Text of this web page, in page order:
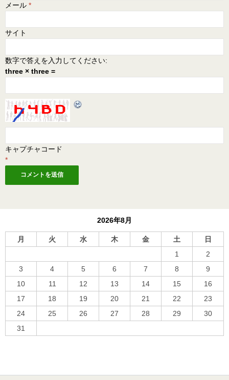
メール *
サイト
数字で答えを入力してください:
three × three =
キャプチャコード
*
2026年8月
月 火 水 木 金 土
日
1
2
3
4 5 6 7 8
9
10
11 12 13 14 15
16
17
18 19 20 21 22
23
24
25 26 27 28 29
30
31